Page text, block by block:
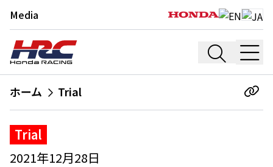
Media
ホーム Trial
Trial
2021年12月28日